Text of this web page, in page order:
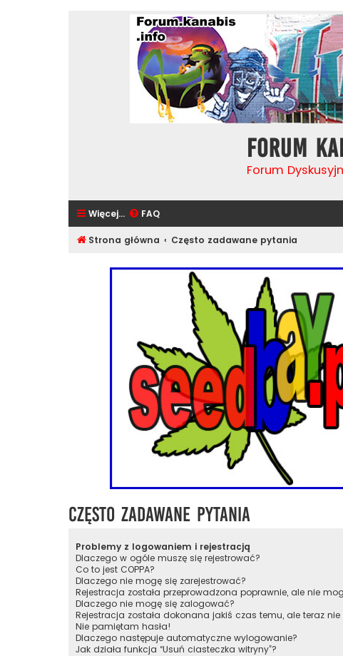
Forum
Forum
Więcej… FAQ
Strona główna Często zadawane pytania
Często zadawane pytania
Problemy z logowaniem i rejestracją
Dlaczego w ogóle muszę się rejestrować?
Co to jest COPPA?
Dlaczego nie mogę się zarejestrować?
Rejestracja została przeprowadzona poprawnie, ale nie
Dlaczego nie mogę się zalogować?
Rejestracja została dokonana jakiś czas temu, ale teraz
Nie pamiętam hasła!
Dlaczego następuje automatyczne wylogowanie?
Jak działa funkcja “Usuń ciasteczka witryny”?